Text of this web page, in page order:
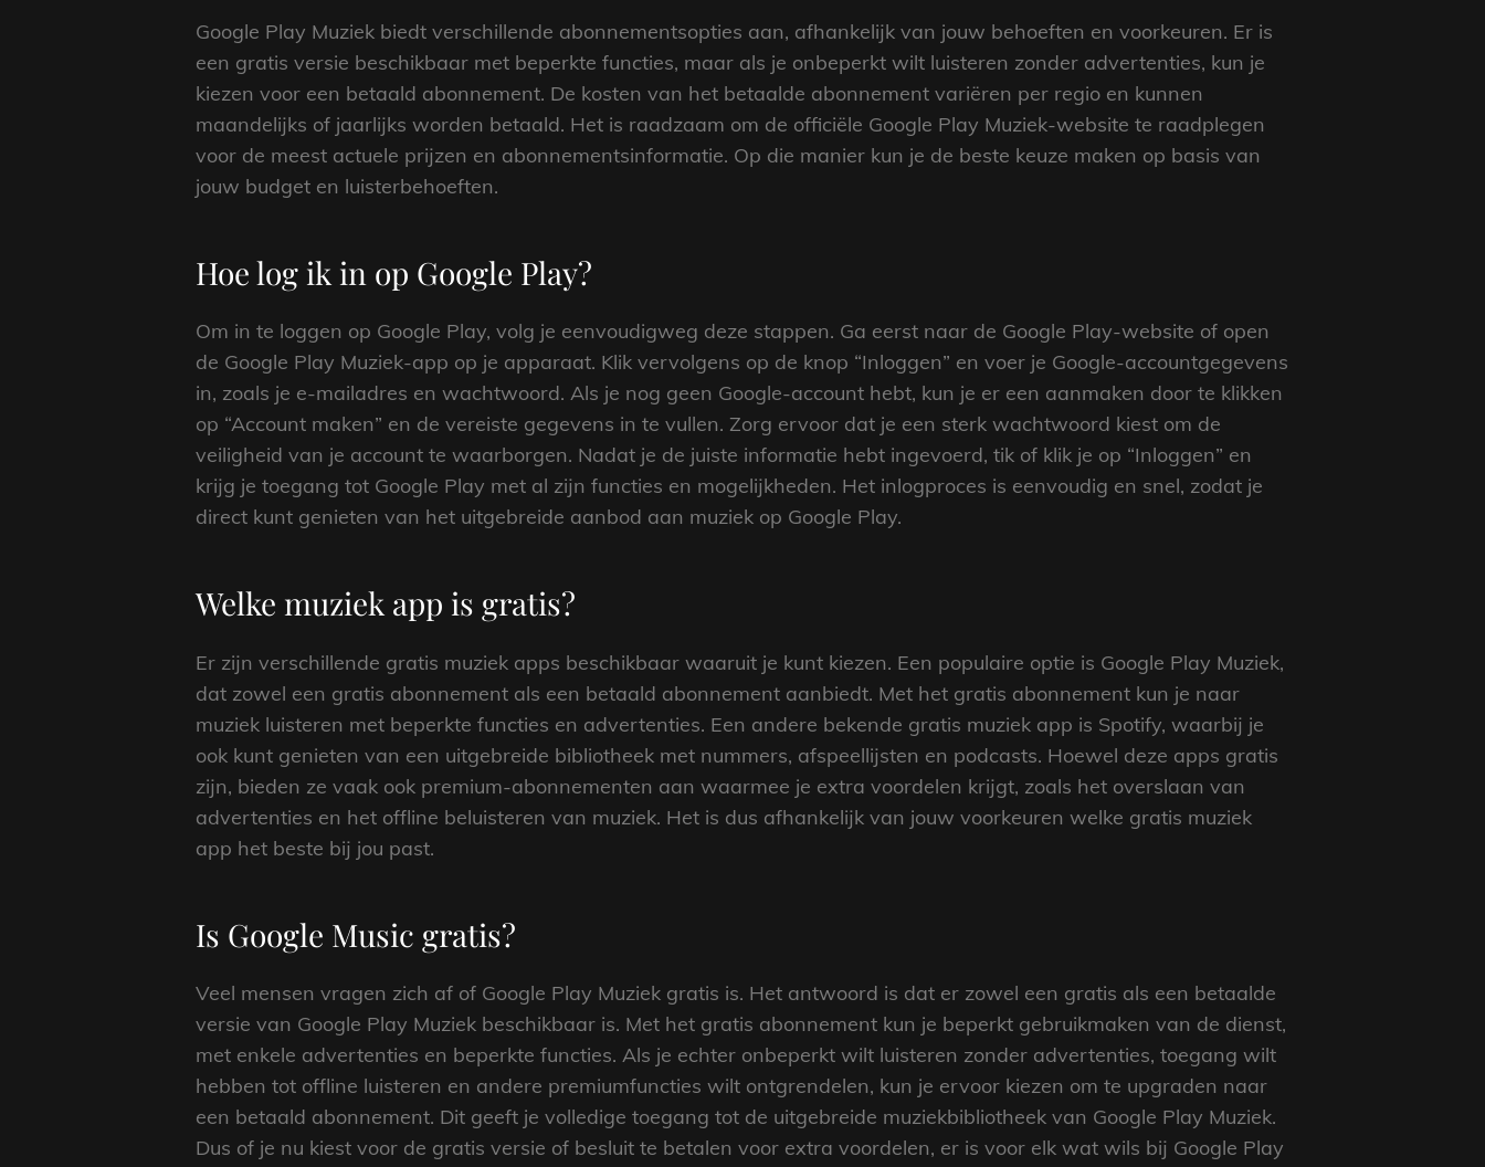
Google Play Muziek biedt verschillende abonnementsopties aan, afhankelijk van jouw behoeften en voorkeuren. Er is
een gratis versie beschikbaar met beperkte functies, maar als je onbeperkt wilt luisteren zonder advertenties, kun je
kiezen voor een betaald abonnement. De kosten van het betaalde abonnement variëren per regio en kunnen
maandelijks of jaarlijks worden betaald. Het is raadzaam om de officiële Google Play Muziek-website te raadplegen
voor de meest actuele prijzen en abonnementsinformatie. Op die manier kun je de beste keuze maken op basis van
jouw budget en luisterbehoeften.
Hoe log ik in op Google Play?
Om in te loggen op Google Play, volg je eenvoudigweg deze stappen. Ga eerst naar de Google Play-website of open
de Google Play Muziek-app op je apparaat. Klik vervolgens op de knop “Inloggen” en voer je Google-accountgegevens
in, zoals je e-mailadres en wachtwoord. Als je nog geen Google-account hebt, kun je er een aanmaken door te klikken
op “Account maken” en de vereiste gegevens in te vullen. Zorg ervoor dat je een sterk wachtwoord kiest om de
veiligheid van je account te waarborgen. Nadat je de juiste informatie hebt ingevoerd, tik of klik je op “Inloggen” en
krijg je toegang tot Google Play met al zijn functies en mogelijkheden. Het inlogproces is eenvoudig en snel, zodat je
direct kunt genieten van het uitgebreide aanbod aan muziek op Google Play.
Welke muziek app is gratis?
Er zijn verschillende gratis muziek apps beschikbaar waaruit je kunt kiezen. Een populaire optie is Google Play Muziek,
dat zowel een gratis abonnement als een betaald abonnement aanbiedt. Met het gratis abonnement kun je naar
muziek luisteren met beperkte functies en advertenties. Een andere bekende gratis muziek app is Spotify, waarbij je
ook kunt genieten van een uitgebreide bibliotheek met nummers, afspeellijsten en podcasts. Hoewel deze apps gratis
zijn, bieden ze vaak ook premium-abonnementen aan waarmee je extra voordelen krijgt, zoals het overslaan van
advertenties en het offline beluisteren van muziek. Het is dus afhankelijk van jouw voorkeuren welke gratis muziek
app het beste bij jou past.
Is Google Music gratis?
Veel mensen vragen zich af of Google Play Muziek gratis is. Het antwoord is dat er zowel een gratis als een betaalde
versie van Google Play Muziek beschikbaar is. Met het gratis abonnement kun je beperkt gebruikmaken van de dienst,
met enkele advertenties en beperkte functies. Als je echter onbeperkt wilt luisteren zonder advertenties, toegang wilt
hebben tot offline luisteren en andere premiumfuncties wilt ontgrendelen, kun je ervoor kiezen om te upgraden naar
een betaald abonnement. Dit geeft je volledige toegang tot de uitgebreide muziekbibliotheek van Google Play Muziek.
Dus of je nu kiest voor de gratis versie of besluit te betalen voor extra voordelen, er is voor elk wat wils bij Google Play